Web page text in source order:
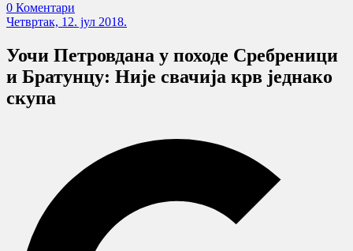
0 Коментари
Четвртак, 12. јул 2018.
Уочи Петровдана у походе Сребреници
и Братунцу: Није свачија крв једнако
скупа